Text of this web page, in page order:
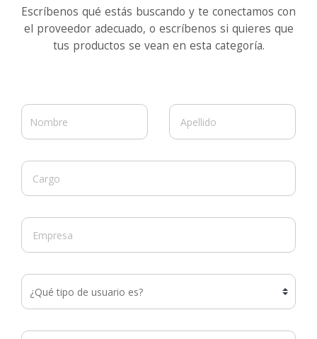
Escríbenos qué estás buscando y te conectamos con
el proveedor adecuado, o escríbenos si quieres que
tus productos se vean en esta categoría.